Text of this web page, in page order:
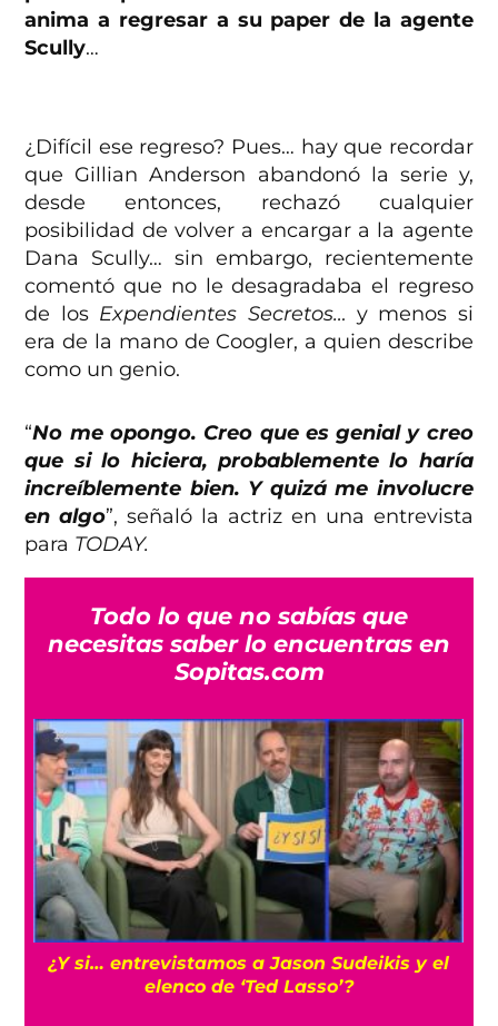
anima a regresar a su paper de la agente
Scully…
¿Difícil ese regreso? Pues… hay que recordar
que Gillian Anderson abandonó la serie y,
desde entonces, rechazó cualquier
posibilidad de volver a encargar a la agente
Dana Scully… sin embargo, recientemente
comentó que no le desagradaba el regreso
de los Expendientes Secretos… y menos si
era de la mano de Coogler, a quien describe
como un genio.
“No me opongo. Creo que es genial y creo
que si lo hiciera, probablemente lo haría
increíblemente bien. Y quizá me involucre
en algo”, señaló la actriz en una entrevista
para TODAY.
Todo lo que no sabías que
necesitas saber lo encuentras en
Sopitas.com
¿Y si… entrevistamos a Jason Sudeikis y el
elenco de ‘Ted Lasso’?